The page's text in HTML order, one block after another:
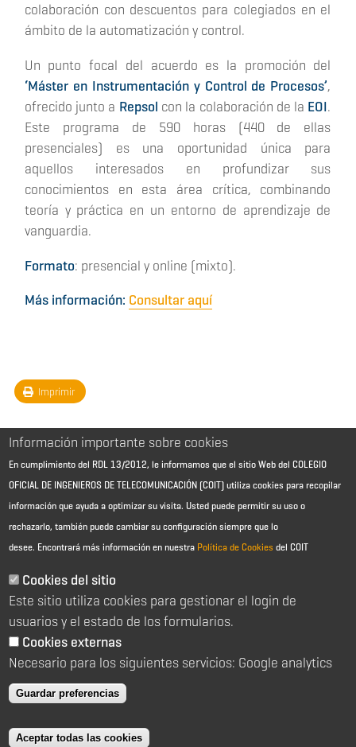
colaboración con descuentos para colegiados en el
ámbito de la automatización y control.
Un punto focal del acuerdo es la promoción del
‘Máster en Instrumentación y Control de Procesos’,
ofrecido junto a Repsol con la colaboración de la EOI.
Este programa de 590 horas (440 de ellas
presenciales) es una oportunidad única para
aquellos interesados en profundizar sus
conocimientos en esta área crítica, combinando
teoría y práctica en un entorno de aprendizaje de
vanguardia.
Formato: presencial y online (mixto).
Más información: Consultar aquí
Imprimir
Aviso Legal - Información general
Política de cookies
Política de reembolso
Sitemap
C/ Almagro 2 1º Izqda 28010 Madrid
91 391 10 66
coit@coit.es
Información importante sobre cookies
En cumplimiento del RDL 13/2012, le informamos que el sitio Web del COLEGIO
OFICIAL DE INGENIEROS DE TELECOMUNICACIÓN (COIT) utiliza cookies para recopilar
información que ayuda a optimizar su visita. Usted puede permitir su uso o
rechazarlo, también puede cambiar su configuración siempre que lo
desee. Encontrará más información en nuestra Política de Cookies del COIT
Cookies del sitio
Este sitio utiliza cookies para gestionar el login de
usuarios y el estado de los formularios.
Cookies externas
Necesario para los siguientes servicios: Google analytics
Guardar preferencias
Aceptar todas las cookies